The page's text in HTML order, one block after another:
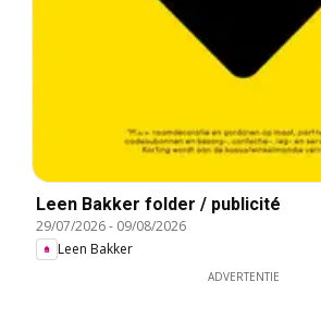
Leen Bakker folder / publicité
29/07/2026- 09/08/2026
Leen Bakker
ADVERTENTIE